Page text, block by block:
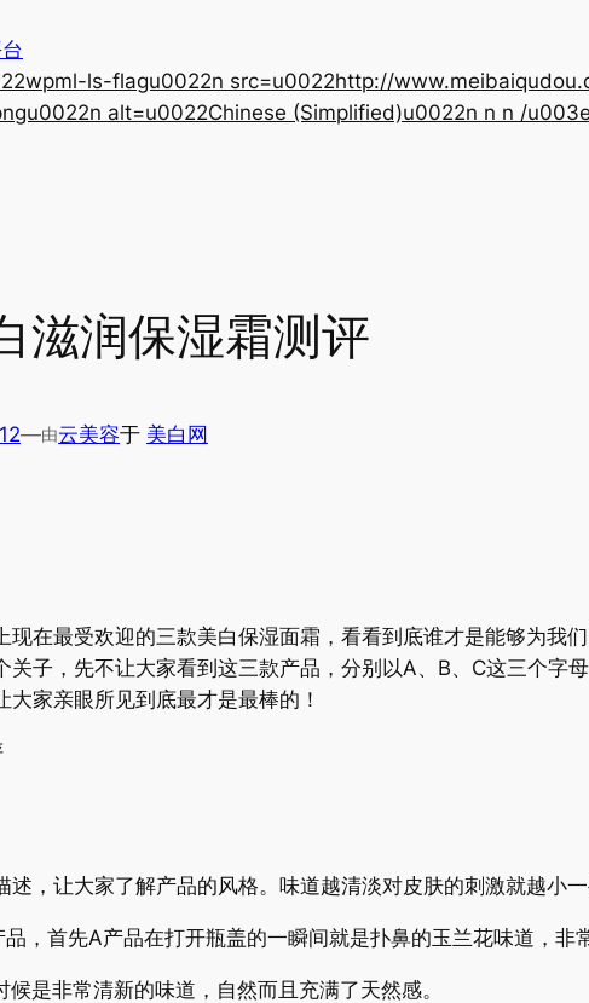
ls-flagu0022n src=u0022http://
alt=u0022Chinese (Simplified)u0022n n n /u003e
滋润保湿霜测评
—由云美容于 美白网
最受欢迎的三款美白保湿面霜，看看到底谁才是能够为我
关子，先不让大家看到这三款产品，分别以A、B、C这三个字
家亲眼所见到底最才是最棒的！
让大家了解产品的风格。味道越清淡对皮肤的刺激就越小一
首先A产品在打开瓶盖的一瞬间就是扑鼻的玉兰花味道，非常
非常清新的味道，自然而且充满了天然感。